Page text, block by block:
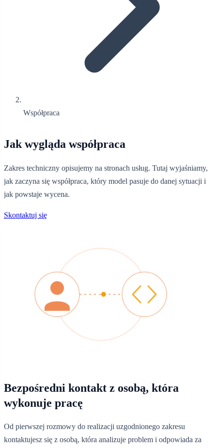
Współpraca
Jak wygląda współpraca
Zakres techniczny opisujemy na stronach usług. Tutaj wyjaśniamy,
jak zaczyna się współpraca, który model pasuje do danej sytuacji i
jak powstaje wycena.
Skontaktuj się
Bezpośredni kontakt z osobą, która
wykonuje pracę
Od pierwszej rozmowy do realizacji uzgodnionego zakresu
kontaktujesz się z osobą, która analizuje problem i odpowiada za